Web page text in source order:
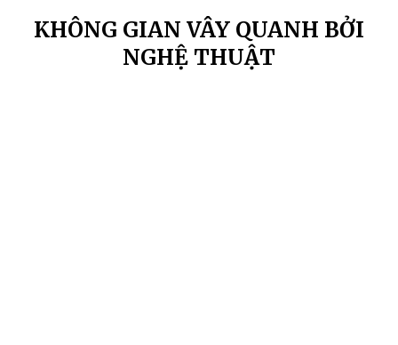
KHÔNG GIAN VÂY QUANH BỞI
NGHỆ THUẬT